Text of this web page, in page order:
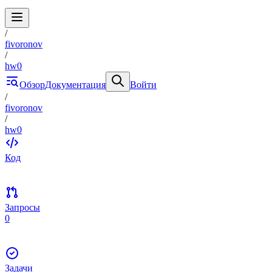
/
fivoronov
/
hw0
ОбзорДокументация
Войти
/
fivoronov
/
hw0
Код
Запросы
0
Задачи